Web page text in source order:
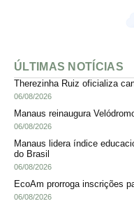
ÚLTIMAS NOTÍCIAS
Therezinha Ruiz oficializa
06/08/2026
Manaus reinaugura
06/08/2026
Manaus lidera índice
do Brasil
06/08/2026
EcoAm prorroga inscrições
06/08/2026